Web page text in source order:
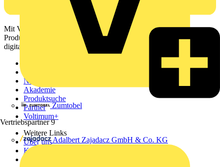
Zumtobel
Vertriebspartner 9
Adalbert Zajadacz GmbH & Co. KG
Mit Voltimum erhalten Elektrofachkräfte Zugang zu Branchennews,
Produktinformationen, Schulungen und Tools – alles auf einer
digitalen Plattform und Community.
News
Akademie
Produktsuche
Partner
Voltimum+
Weitere Links
Über uns
Kontakt